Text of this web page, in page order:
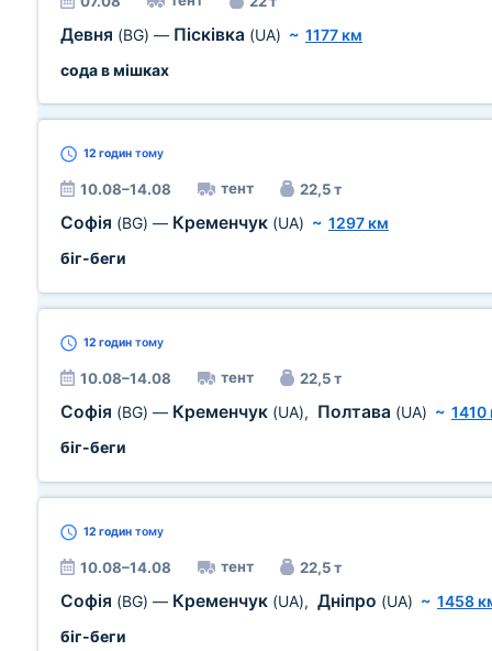
Девня (BG) — Пісківка (UA) ~ 1177 км
сода в мішках
12 годин тому
10.08–14.08 тент 22,5 т
Софія (BG) — Кременчук (UA) ~ 1297 км
біг-беги
12 годин тому
10.08–14.08 тент 22,5 т
Софія (BG) — Кременчук (UA), Полтава (UA) ~ 1410
біг-беги
12 годин тому
10.08–14.08 тент 22,5 т
Софія (BG) — Кременчук (UA), Дніпро (UA) ~ 1458
біг-беги